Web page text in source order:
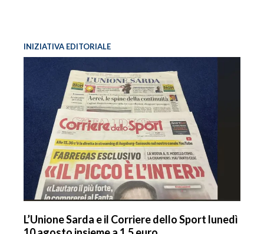
INIZIATIVA EDITORIALE
L’Unione Sarda e il Corriere dello Sport lunedì